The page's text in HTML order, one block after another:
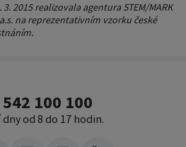
2015 realizovala agentura STEM/MARK
na reprezentativním vzorku české
100 100
od 8 do 17 hodin.